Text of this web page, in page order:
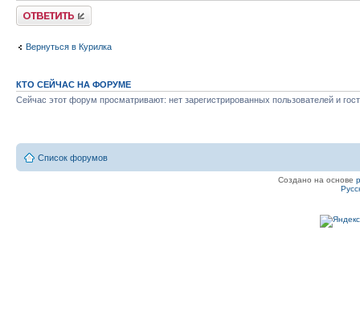
Ответить
Вернуться в Курилка
КТО СЕЙЧАС НА ФОРУМЕ
Сейчас этот форум просматривают: нет зарегистрированных пользователей и
Список форумов
Создано на основе